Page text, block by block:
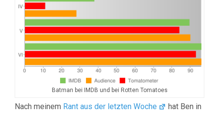
Batman bei IMDB und bei Rotten Tomatoes
Nach meinem Rant aus der letzten Woche
hat Ben in